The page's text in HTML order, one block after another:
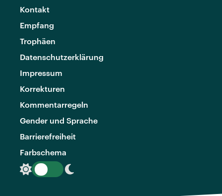
Kontakt
Empfang
Trophäen
Datenschutzerklärung
Impressum
Korrekturen
Kommentarregeln
Gender und Sprache
Barrierefreiheit
Farbschema